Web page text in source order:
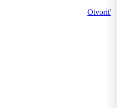
Otvoriť